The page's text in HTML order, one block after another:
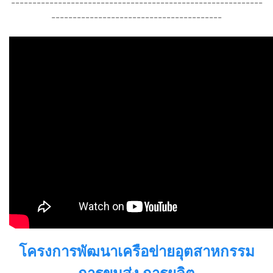
-----------------------------------------------------------
----------------------------------------
โครงการพัฒนาเครือข่ายอุตสาหกรรม